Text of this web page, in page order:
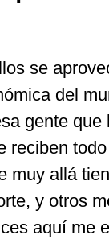
se
del
gente que
reciben
muy allá
y otros
aquí me